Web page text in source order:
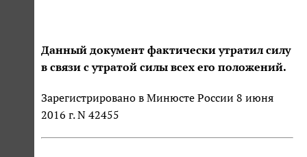
Данный документ фактически утратил силу
в связи с утратой силы всех его положений.
Зарегистрировано в Минюсте России 8 июня
2016 г. N 42455